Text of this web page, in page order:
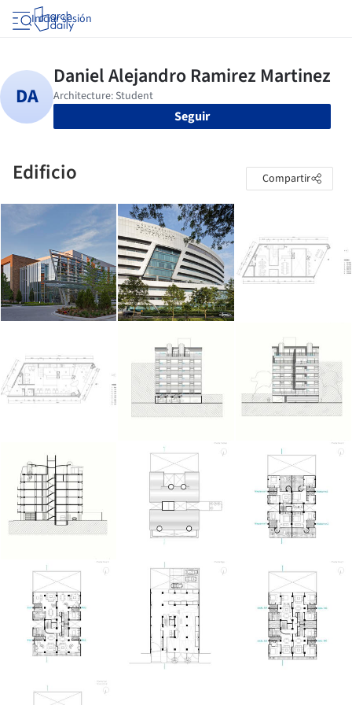
Iniciar sesión
Seguir
Edificio Compartir